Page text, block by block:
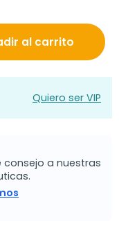
al carrito
Quiero ser VIP
consejo a nuestras